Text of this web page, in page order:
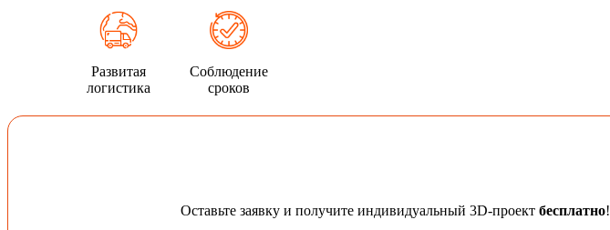
Развитая
логистика
Соблюдение
сроков
Оставьте заявку и получите индивидуальный 3D-проект бесплатно!